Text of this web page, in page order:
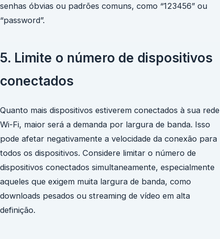
senhas óbvias ou padrões comuns, como “123456” ou
“password”.
5. Limite o número de dispositivos
conectados
Quanto mais dispositivos estiverem conectados à sua rede
Wi-Fi, maior será a demanda por largura de banda. Isso
pode afetar negativamente a velocidade da conexão para
todos os dispositivos. Considere limitar o número de
dispositivos conectados simultaneamente, especialmente
aqueles que exigem muita largura de banda, como
downloads pesados ou streaming de vídeo em alta
definição.